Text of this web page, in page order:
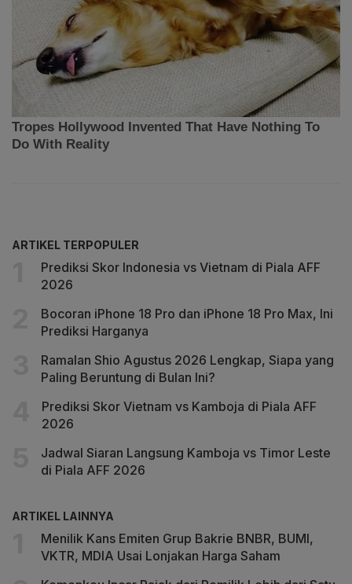
ARTIKEL TERPOPULER
Prediksi Skor Indonesia vs Vietnam di Piala AFF
2026
Bocoran iPhone 18 Pro dan iPhone 18 Pro Max, Ini
Prediksi Harganya
Ramalan Shio Agustus 2026 Lengkap, Siapa yang
Paling Beruntung di Bulan Ini?
Prediksi Skor Vietnam vs Kamboja di Piala AFF
2026
Jadwal Siaran Langsung Kamboja vs Timor Leste
di Piala AFF 2026
ARTIKEL LAINNYA
Menilik Kans Emiten Grup Bakrie BNBR, BUMI,
VKTR, MDIA Usai Lonjakan Harga Saham